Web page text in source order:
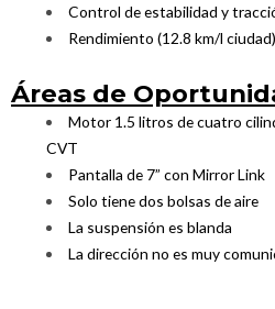
Control de estabilidad y
Rendimiento (12.8 km/l ciudad)
Áreas de
Motor 1.5 litros de cuatro
CVT
Pantalla de 7” con Mirror Link
Solo tiene dos bolsas de aire
La suspensión es blanda
La dirección no es muy